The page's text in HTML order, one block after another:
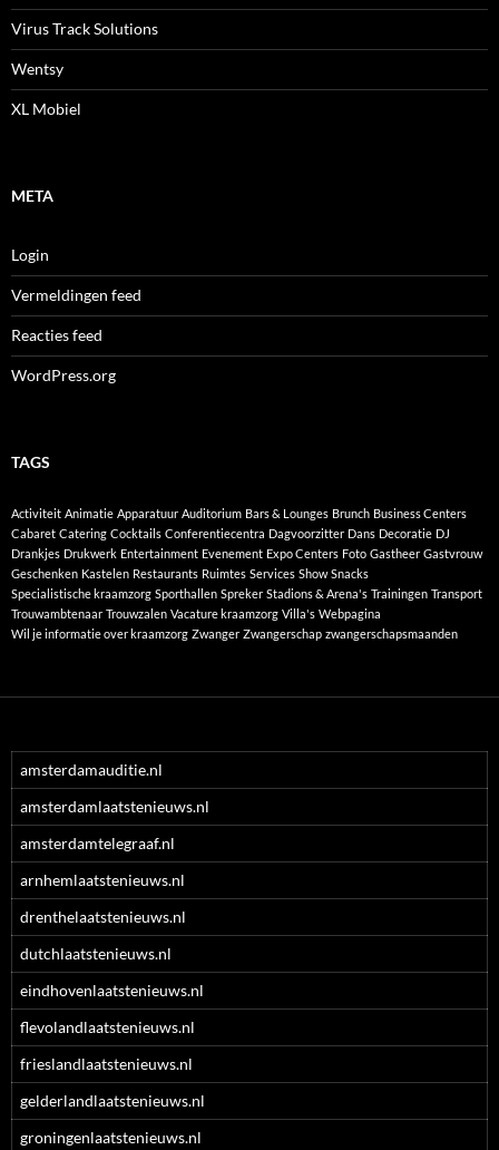
Virus Track Solutions
Wentsy
XL Mobiel
META
Login
Vermeldingen feed
Reacties feed
WordPress.org
TAGS
Activiteit Animatie Apparatuur Auditorium Bars & Lounges Brunch Business Centers
Cabaret Catering Cocktails Conferentiecentra Dagvoorzitter Dans Decoratie DJ
Drankjes Drukwerk Entertainment Evenement Expo Centers Foto Gastheer Gastvrouw
Geschenken Kastelen Restaurants Ruimtes Services Show Snacks
Specialistische kraamzorg Sporthallen Spreker Stadions & Arena's Trainingen Transport
Trouwambtenaar Trouwzalen Vacature kraamzorg Villa's Webpagina
Wil je informatie over kraamzorg Zwanger Zwangerschap zwangerschapsmaanden
amsterdamauditie.nl
amsterdamlaatstenieuws.nl
amsterdamtelegraaf.nl
arnhemlaatstenieuws.nl
drenthelaatstenieuws.nl
dutchlaatstenieuws.nl
eindhovenlaatstenieuws.nl
flevolandlaatstenieuws.nl
frieslandlaatstenieuws.nl
gelderlandlaatstenieuws.nl
groningenlaatstenieuws.nl